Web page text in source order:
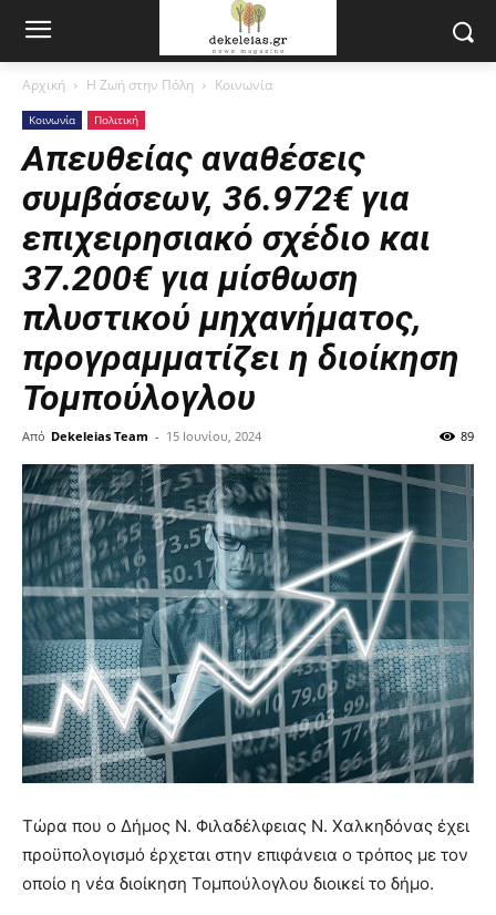
Αρχική Η Ζωή στην Πόλη Κοινωνία
Κοινωνία Πολιτική
Απευθείας αναθέσεις
συμβάσεων, 36.972€ για
επιχειρησιακό σχέδιο και
37.200€ για μίσθωση
πλυστικού μηχανήματος,
προγραμματίζει η διοίκηση
Τομπούλογλου
Από Dekeleias Team - 15 Ιουνίου, 2024 89
Τώρα που ο Δήμος Ν. Φιλαδέλφειας Ν. Χαλκηδόνας έχει
προϋπολογισμό έρχεται στην επιφάνεια ο τρόπος με τον
οποίο η νέα διοίκηση Τομπούλογλου διοικεί το δήμο.